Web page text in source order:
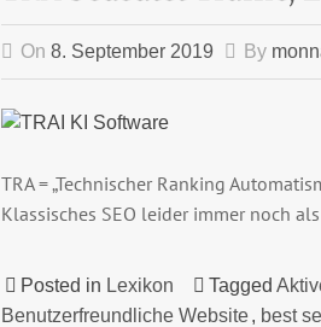
On8. September 2019 By
TRA = „Technischer Ranking
Klassisches SEO leider immer noch
Posted in Lexikon Tagged
Benutzerfreundliche Website, best